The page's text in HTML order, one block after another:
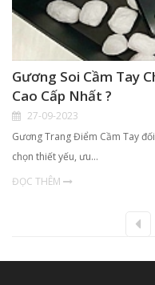
Gương Soi Cầm Tay
Cao Cấp Nhất ?
27-09-2023
Gương Trang Điểm Cầm Tay
chọn thiết yếu, ưu…
ĐỌC THÊM